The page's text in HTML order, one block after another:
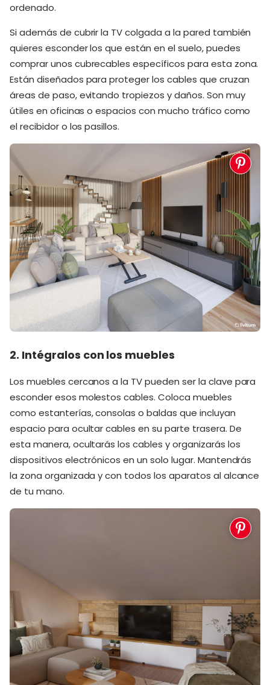
ordenado.
Si además de cubrir la TV colgada a la pared también
quieres esconder los que están en el suelo, puedes
comprar unos cubrecables específicos para esta zona.
Están diseñados para proteger los cables que cruzan
áreas de paso, evitando tropiezos y daños. Son muy
útiles en oficinas o espacios con mucho tráfico como
el recibidor o los pasillos.
2. Intégralos con los muebles
Los muebles cercanos a la TV pueden ser la clave para
esconder esos molestos cables. Coloca muebles
como estanterías, consolas o baldas que incluyan
espacio para ocultar cables en su parte trasera. De
esta manera, ocultarás los cables y organizarás los
dispositivos electrónicos en un solo lugar. Mantendrás
la zona organizada y con todos los aparatos al alcance
de tu mano.